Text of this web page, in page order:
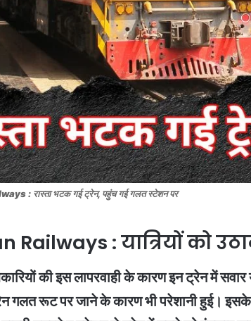
: रास्ता भटक गई ट्रेन, पहुंच गई गलत स्टेशन पर
Railways : यात्रियों को
की इस लापरवाही के कारण इन ट्रेन में सवार
गलत रूट पर जाने के कारण भी परेशानी हुई।